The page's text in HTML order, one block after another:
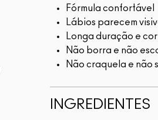
Fórmula confortável
Lábios parecem
Longa duração e
Não borra e não
Não craquela e não
INGREDIENTES